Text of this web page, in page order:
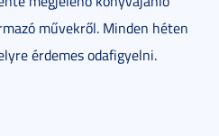
művekről. Minden héten
érdemes odafigyelni.